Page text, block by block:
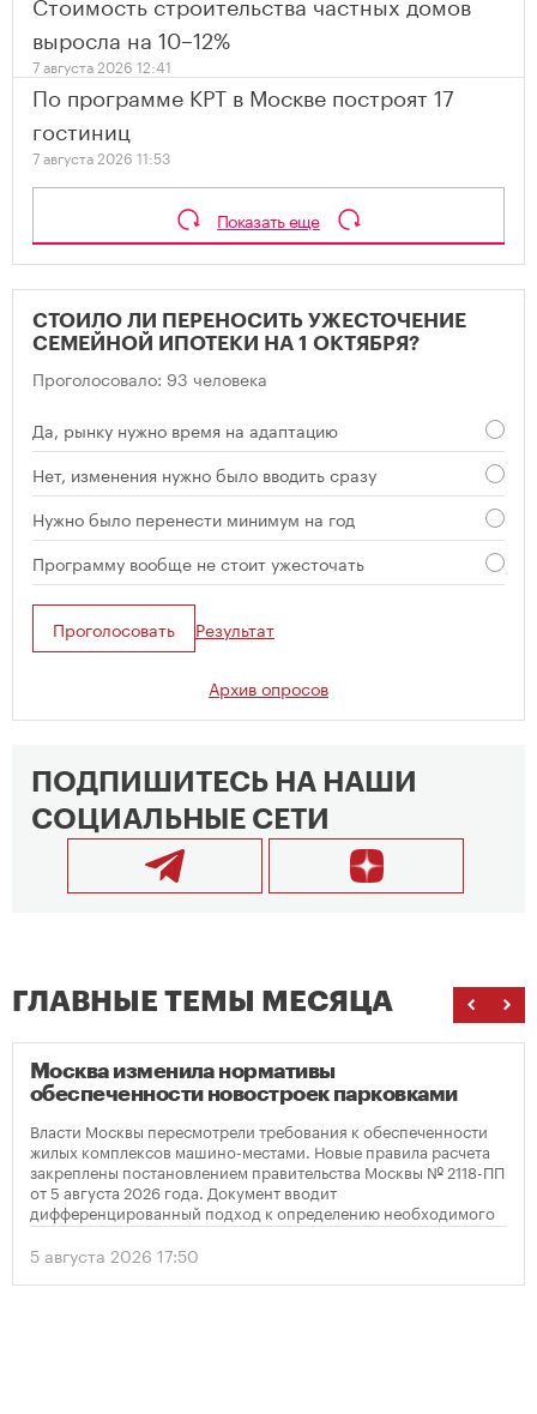
выросла на 10–12%
7 августа 2026 12:41
По программе КРТ в Москве построят 17
гостиниц
7 августа 2026 11:53
Показать еще
СТОИЛО ЛИ ПЕРЕНОСИТЬ УЖЕСТОЧЕНИЕ
СЕМЕЙНОЙ ИПОТЕКИ НА 1 ОКТЯБРЯ?
Проголосовало: 93 человека
Да, рынку нужно время на адаптацию
Нет, изменения нужно было вводить сразу
Нужно было перенести минимум на год
Программу вообще не стоит ужесточать
Проголосовать Результат
Архив опросов
ПОДПИШИТЕСЬ НА НАШИ
СОЦИАЛЬНЫЕ СЕТИ
ГЛАВНЫЕ ТЕМЫ МЕСЯЦА
Москва изменила нормативы
обеспеченности новостроек парковками
Власти Москвы пересмотрели требования к обеспеченности
жилых комплексов машино-местами. Новые правила расчета
закреплены постановлением правительства Москвы № 2118-ПП
от 5 августа 2026 года. Документ вводит
дифференцированный подход к определению необходимого
количества парковок в зависимости от площади квартир и
устанавливает переходный период для уже согласованных
проектов.
5 августа 2026 17:50